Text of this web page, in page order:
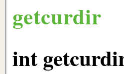
getcurdir
int